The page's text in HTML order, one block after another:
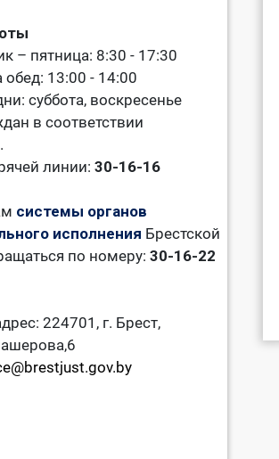
– пятница: 8:30 - 17:30
13:00 - 14:00
суббота, воскресенье
в соответствии
.
линии: 30-16-16
системы органов
исполнения Брестской
по номеру: 30-16-22
224701, г. Брест,